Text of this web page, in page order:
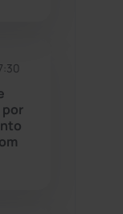
(232)
(82)